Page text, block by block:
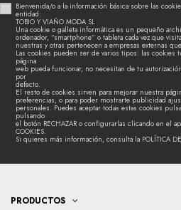
Bienvenida/o a la información básica sobre las
entidad:
TOBIO Y VIAÑO MODA SL
Una cookie o galleta informática es un pequeño
ordenador, “smartphone” o tableta cada vez que
nuestras y otras pertenecen a empresas externas
Las cookies pueden ser de varios tipos: las cookies
página
web pueda funcionar, no necesitan de tu
por
defecto.
El resto de cookies sirven para mejorar nuestra
preferencias, o para poder mostrarte publicidad
personales. Puedes aceptar todas estas cookies
pulsando
el botón RECHAZAR o configurarlas clicando en el
COOKIES.
Si quieres más información, consulta la POLÍTICA
PRODUCTOS